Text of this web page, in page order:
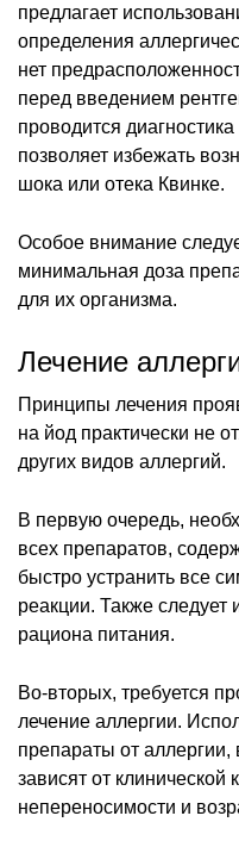
предлагает
определения
нет
перед введением
проводится
позволяет избежать
шока или отека Квинке.
Особое внимание
минимальная доза
для их организма.
Лечение
Принципы лечения
на йод практически не
других видов аллергий.
В первую очередь,
всех препаратов,
быстро устранить все
реакции. Также следует
рациона питания.
Во-вторых, требуется
лечение аллергии.
препараты от
зависят от клинической
непереносимости и